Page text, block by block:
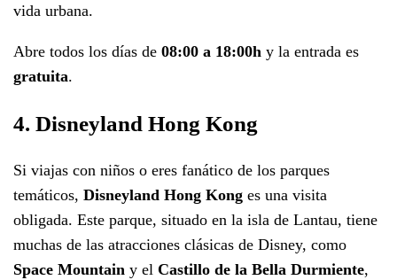
vida urbana.
Abre todos los días de 08:00 a 18:00h y la entrada es
gratuita.
4. Disneyland Hong Kong
Si viajas con niños o eres fanático de los parques
temáticos, Disneyland Hong Kong es una visita
obligada. Este parque, situado en la isla de Lantau, tiene
muchas de las atracciones clásicas de Disney, como
Space Mountain y el Castillo de la Bella Durmiente,